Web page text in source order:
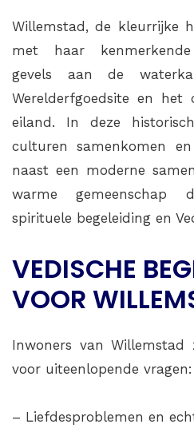
Willemstad, de kleurrijke
met haar
gevels aan de
Werelderfgoedsite en
eiland. In deze
culturen samenkomen
naast een moderne
warme gemeenschap
spirituele begeleiding en
VEDISCHE
VOOR
Inwoners van
voor uiteenlopende vragen:
– Liefdesproblemen en